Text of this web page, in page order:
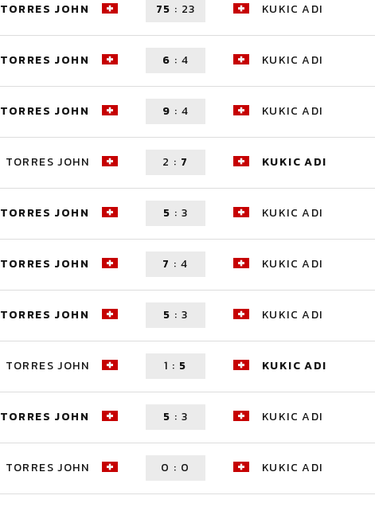
TORRES JOHN 75 : 23 KUKIC ADI
TORRES JOHN 6 : 4 KUKIC ADI
TORRES JOHN 9 : 4 KUKIC ADI
TORRES JOHN 2 : 7 KUKIC ADI
TORRES JOHN 5 : 3 KUKIC ADI
TORRES JOHN 7 :4 KUKIC ADI
TORRES JOHN 5 : 3 KUKIC ADI
TORRES JOHN 1 : 5 KUKIC ADI
TORRES JOHN 5 : 3 KUKIC ADI
TORRES JOHN 0 : 0 KUKIC ADI